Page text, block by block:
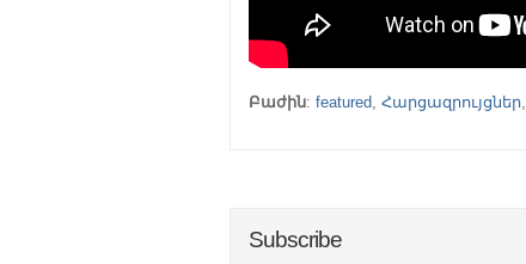
Բաժին: featured, Հարցազրույցներ,
Subscribe